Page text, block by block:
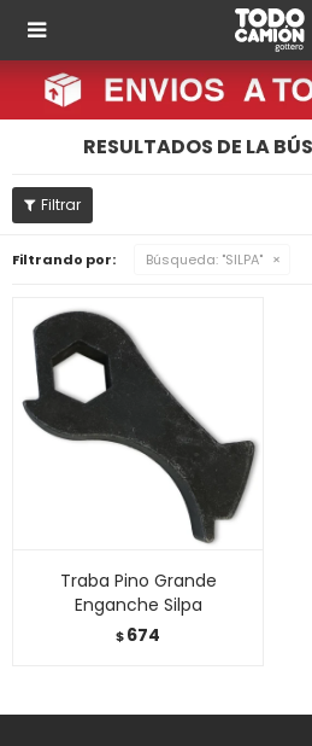

RESULTADOS DE LA
Filtrando por: Búsqueda: "SILPA"
Traba Pino Grande
Enganche Silpa
$674